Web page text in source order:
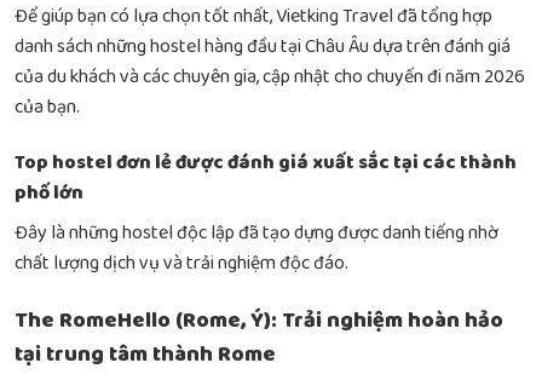
Để giúp bạn có lựa chọn tốt nhất, Vietking Travel đã tổng hợp
danh sách những hostel hàng đầu tại Châu Âu dựa trên đánh giá
của du khách và các chuyên gia, cập nhật cho chuyến đi năm 2026
của bạn.
Top hostel đơn lẻ được đánh giá xuất sắc tại các thành
phố lớn
Đây là những hostel độc lập đã tạo dựng được danh tiếng nhờ
chất lượng dịch vụ và trải nghiệm độc đáo.
The RomeHello (Rome, Ý): Trải nghiệm hoàn hảo
tại trung tâm thành Rome